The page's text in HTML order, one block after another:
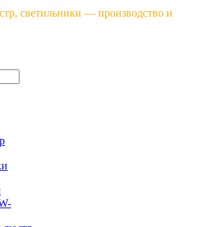
светильники — производство и